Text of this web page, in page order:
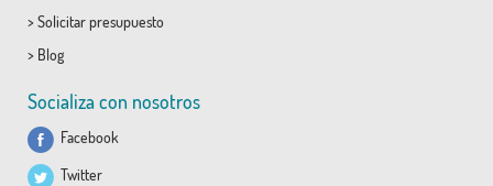
> Solicitar presupuesto
> Blog
Socializa con nosotros
Facebook
Twitter